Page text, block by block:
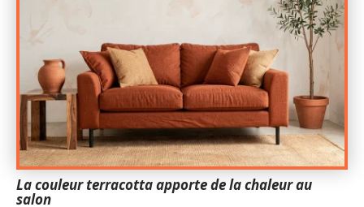
La couleur terracotta apporte de la chaleur au
salon